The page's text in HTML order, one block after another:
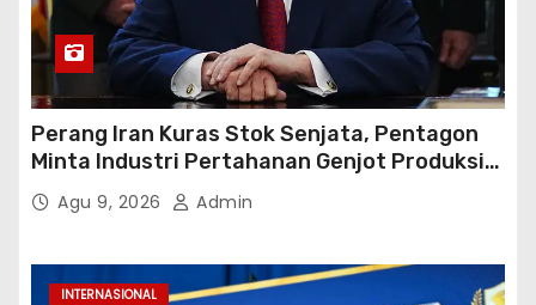
Perang Iran Kuras Stok Senjata, Pentagon
Minta Industri Pertahanan Genjot Produksi
dalam 21 Hari
Agu 9, 2026 Admin
INTERNASIONAL